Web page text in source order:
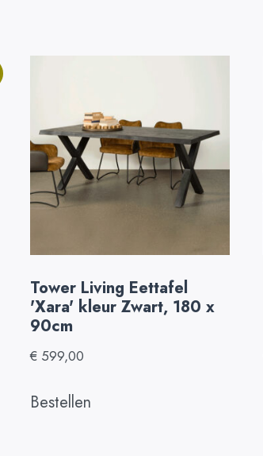
Tower Living Eettafel
'Xara' kleur Zwart, 180 x
90cm
€ 599,00
Bestellen